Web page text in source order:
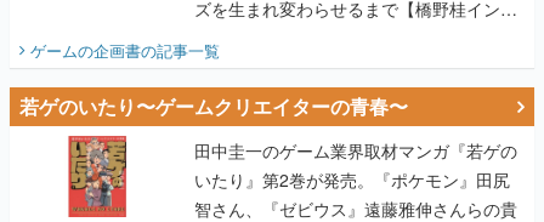
若ゲのいたり〜ゲームクリエイターの青春〜
田中圭一のゲーム業界取材マンガ『若ゲの
いたり』第2巻が発売。『ポケモン』田尻
智さん、『ゼビウス』遠藤雅伸さんらの貴
重なエピソードを収録
【田中圭一連載：アイマス/ガンダム 戦場